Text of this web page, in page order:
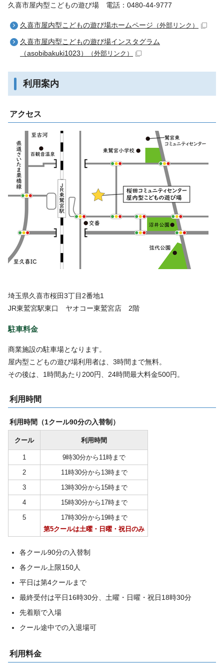
久喜市屋内型こどもの遊び場 電話：0480-44-9777
久喜市屋内型こどもの遊び場ホームページ （外部リンク）
久喜市屋内型こどもの遊び場インスタグラム
（asobibakuki1023）
（外部リンク）
利用案内
アクセス
埼玉県久喜市桜田3丁目2番地1
JR東鷲宮駅東口 ヤオコー東鷲宮店 2階
駐車料金
商業施設の駐車場となります。
屋内型こどもの遊び場利用者は、3時間まで無料。
その後は、1時間あたり200円、24時間最大料金500円。
利用時間
利用時間（1クール90分の入替制）
クール 利用時間
1
9時30分から11時まで
2
11時30分から13時まで
3
13時30分から15時まで
4
15時30分から17時まで
5
17時30分から19時まで
第5クールは土曜・日曜・祝日のみ
各クール90分の入替制
各クール上限150人
平日は第4クールまで
最終受付は平日16時30分、土曜・日曜・祝日18時30分
先着順で入場
クール途中での入退場可
利用料金